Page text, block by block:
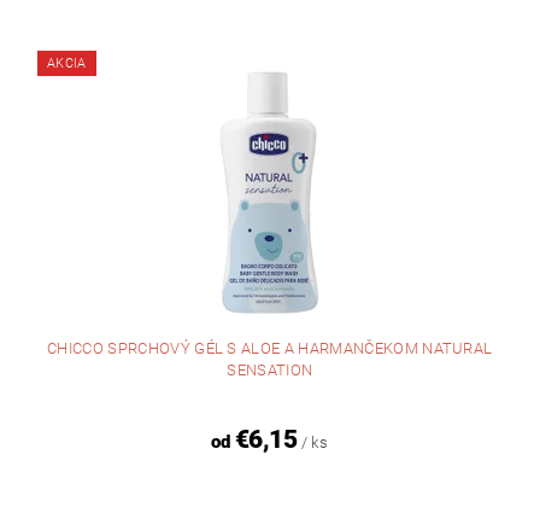
AKCIA
CHICCO SPRCHOVÝ GÉL S ALOE A HARMANČEKOM NATURAL
SENSATION
od€6,15 / ks